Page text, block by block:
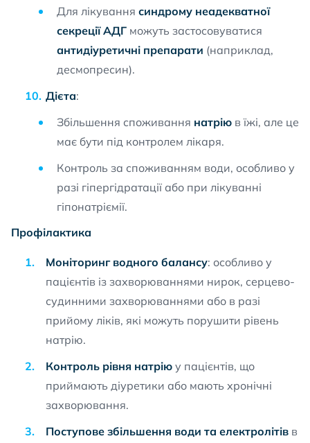
Для лікування синдрому неадекватної
секреції АДГ можуть застосовуватися
антидіуретичні препарати (наприклад,
десмопресин).
Дієта:
Збільшення споживання натрію в їжі, але це
має бути під контролем лікаря.
Контроль за споживанням води, особливо у
разі гіпергідратації або при лікуванні
гіпонатріємії.
Профілактика
Моніторинг водного балансу: особливо у
пацієнтів із захворюваннями нирок, серцево-
судинними захворюваннями або в разі
прийому ліків, які можуть порушити рівень
натрію.
Контроль рівня натрію у пацієнтів, що
приймають діуретики або мають хронічні
захворювання.
Поступове збільшення води та електролітів в